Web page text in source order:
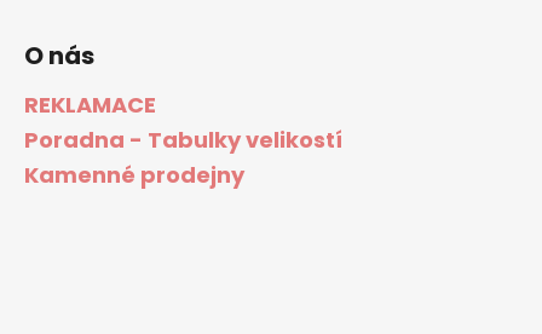
O nás
REKLAMACE
Poradna - Tabulky velikostí
Kamenné prodejny